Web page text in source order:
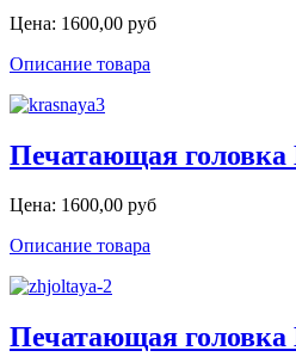
Цена: 1600,00 руб
Описание товара
Печатающая головка
Цена: 1600,00 руб
Описание товара
Печатающая головка